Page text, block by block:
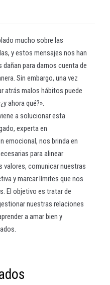
mucho sobre las
y estos mensajes nos han
para darnos cuenta de
Sin embargo, una vez
atrás malos hábitos puede
ahora qué?».
a solucionar esta
experta en
emocional, nos brinda en
para alinear
comunicar nuestras
y marcar límites que nos
El objetivo es tratar de
nuestras relaciones
a amar bien y